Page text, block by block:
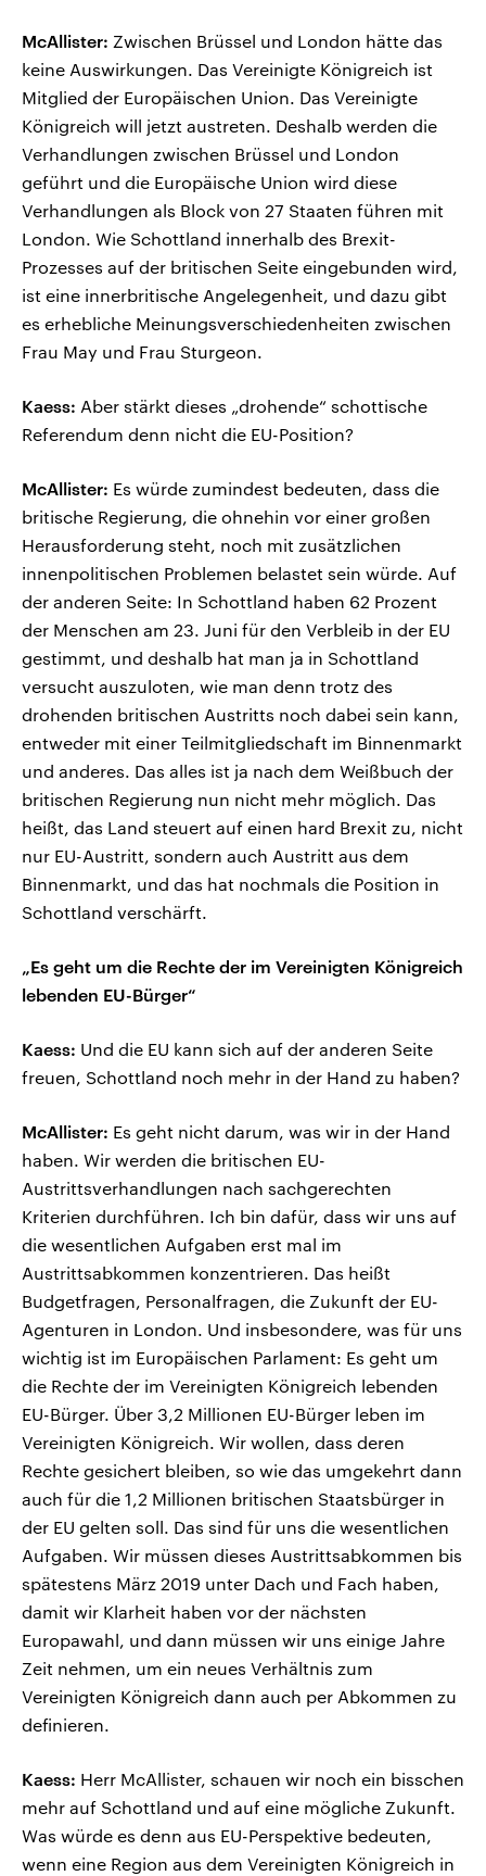
McAllister: Zwischen Brüssel und London hätte das
keine Auswirkungen. Das Vereinigte Königreich ist
Mitglied der Europäischen Union. Das Vereinigte
Königreich will jetzt austreten. Deshalb werden die
Verhandlungen zwischen Brüssel und London
geführt und die Europäische Union wird diese
Verhandlungen als Block von 27 Staaten führen mit
London. Wie Schottland innerhalb des Brexit-
Prozesses auf der britischen Seite eingebunden wird,
ist eine innerbritische Angelegenheit, und dazu gibt
es erhebliche Meinungsverschiedenheiten zwischen
Frau May und Frau Sturgeon.
Kaess: Aber stärkt dieses „drohende“ schottische
Referendum denn nicht die EU-Position?
McAllister: Es würde zumindest bedeuten, dass die
britische Regierung, die ohnehin vor einer großen
Herausforderung steht, noch mit zusätzlichen
innenpolitischen Problemen belastet sein würde. Auf
der anderen Seite: In Schottland haben 62 Prozent
der Menschen am 23. Juni für den Verbleib in der EU
gestimmt, und deshalb hat man ja in Schottland
versucht auszuloten, wie man denn trotz des
drohenden britischen Austritts noch dabei sein kann,
entweder mit einer Teilmitgliedschaft im Binnenmarkt
und anderes. Das alles ist ja nach dem Weißbuch der
britischen Regierung nun nicht mehr möglich. Das
heißt, das Land steuert auf einen hard Brexit zu, nicht
nur EU-Austritt, sondern auch Austritt aus dem
Binnenmarkt, und das hat nochmals die Position in
Schottland verschärft.
„Es geht um die Rechte der im Vereinigten Königreich
lebenden EU-Bürger“
Kaess: Und die EU kann sich auf der anderen Seite
freuen, Schottland noch mehr in der Hand zu haben?
McAllister: Es geht nicht darum, was wir in der Hand
haben. Wir werden die britischen EU-
Austrittsverhandlungen nach sachgerechten
Kriterien durchführen. Ich bin dafür, dass wir uns auf
die wesentlichen Aufgaben erst mal im
Austrittsabkommen konzentrieren. Das heißt
Budgetfragen, Personalfragen, die Zukunft der EU-
Agenturen in London. Und insbesondere, was für uns
wichtig ist im Europäischen Parlament: Es geht um
die Rechte der im Vereinigten Königreich lebenden
EU-Bürger. Über 3,2 Millionen EU-Bürger leben im
Vereinigten Königreich. Wir wollen, dass deren
Rechte gesichert bleiben, so wie das umgekehrt dann
auch für die 1,2 Millionen britischen Staatsbürger in
der EU gelten soll. Das sind für uns die wesentlichen
Aufgaben. Wir müssen dieses Austrittsabkommen bis
spätestens März 2019 unter Dach und Fach haben,
damit wir Klarheit haben vor der nächsten
Europawahl, und dann müssen wir uns einige Jahre
Zeit nehmen, um ein neues Verhältnis zum
Vereinigten Königreich dann auch per Abkommen zu
definieren.
Kaess: Herr McAllister, schauen wir noch ein bisschen
mehr auf Schottland und auf eine mögliche Zukunft.
Was würde es denn aus EU-Perspektive bedeuten,
wenn eine Region aus dem Vereinigten Königreich in